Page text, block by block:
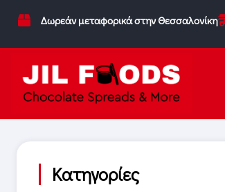
Δωρεάν μεταφορικά στην Θεσσαλονίκη
Κατηγορίες